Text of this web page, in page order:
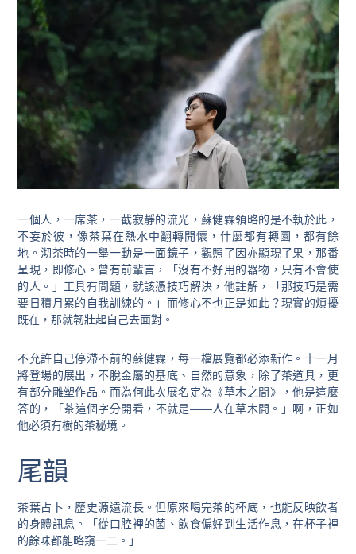
一個人，一席茶，一截寂靜的流光，蘇健霖領略的是不執於此，
不妄於彼，像茶葉在熱水中翻轉開懷，什麼都有轉圜，都有餘
地。沏茶時的一舉一動是一面鏡子，觀照了因亦顯現了果，那番
呈現，即修心。曾有前輩言，「沒有不好用的器物，只有不會使
的人。」工具有問題，就該憑技巧解決，他註解，「那技巧是需
要日積月累的自我訓練的。」而修心不也正是如此？現實的煩擾
既在，那就韌壯起自己去面對。
不允許自己停滯不前的蘇健霖，每一檔展覽都必添新作。十一月
將登場的展出，不脫金屬的基底、自然的意象，除了茶道具，更
有部分雕塑作品。而為何此次展名定為《草木之間》，他是這麼
答的，「茶這個字分開看，不就是——人在草木間。」啊，正如
他必須有樹的茶秘境。
尾韻
茶葉占卜，歷史源遠流長。但原來喝完茶的杯底，也能反映飲者
的身體訊息。「從口腔裡的菌、飲食偏好到生活作息，在杯子裡
的餘味都能略窺一二。」